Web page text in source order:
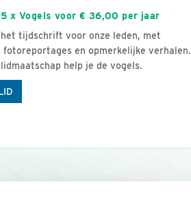
x Vogels voor € 36,00 per jaar
tijdschrift voor onze leden, met
fotoreportages en opmerkelijke verhalen.
help je de vogels.